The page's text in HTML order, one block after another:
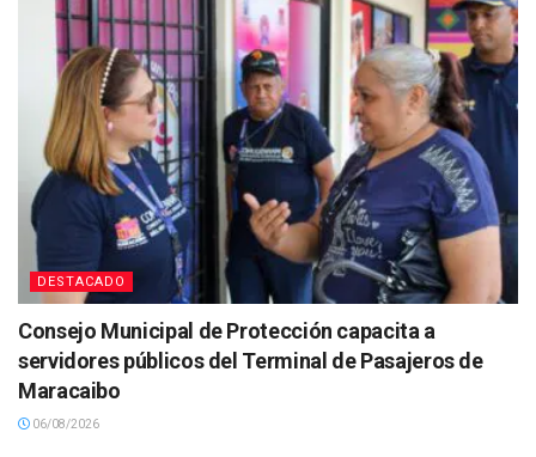
DESTACADO
Consejo Municipal de Protección capacita a
servidores públicos del Terminal de Pasajeros de
Maracaibo
06/08/2026